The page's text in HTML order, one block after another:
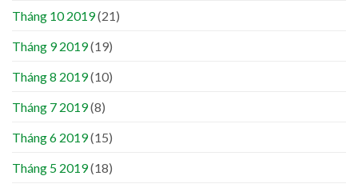
Tháng 10 2019(21)
Tháng 9 2019(19)
Tháng 8 2019(10)
Tháng 7 2019(8)
Tháng 6 2019(15)
Tháng 5 2019(18)